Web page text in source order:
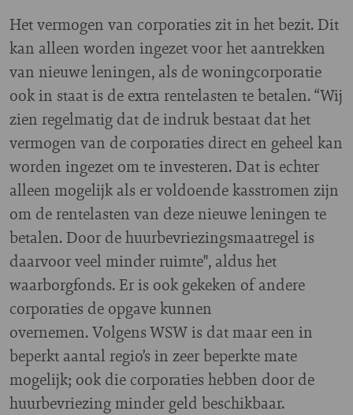
Het vermogen van corporaties zit in het bezit. Dit
kan alleen worden ingezet voor het aantrekken
van nieuwe leningen, als de woningcorporatie
ook in staat is de extra rentelasten te betalen. “Wij
zien regelmatig dat de indruk bestaat dat het
vermogen van de corporaties direct en geheel kan
worden ingezet om te investeren. Dat is echter
alleen mogelijk als er voldoende kasstromen zijn
om de rentelasten van deze nieuwe leningen te
betalen. Door de huurbevriezingsmaatregel is
daarvoor veel minder ruimte", aldus het
waarborgfonds. Er is ook gekeken of andere
corporaties de opgave kunnen
overnemen.Volgens WSW is dat maar een in
beperkt aantal regio’s in zeer beperkte mate
mogelijk; ook die corporaties hebben door de
huurbevriezing minder geld beschikbaar.